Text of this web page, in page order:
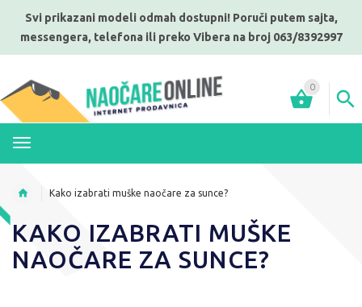
Svi prikazani modeli odmah dostupni! Poruči putem sajta,
messengera, telefona ili preko Vibera na broj 063/8392997
0
Kako izabrati muške naočare za sunce?
KAKO IZABRATI MUŠKE
NAOČARE ZA SUNCE?